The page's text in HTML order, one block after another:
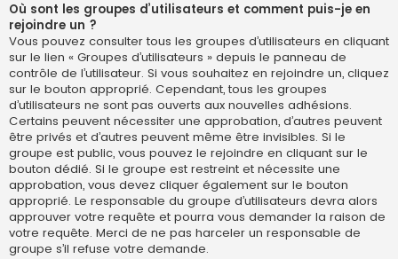
Où sont les groupes d’utilisateurs et comment puis-je en
rejoindre un ?
Vous pouvez consulter tous les groupes d’utilisateurs en cliquant
sur le lien « Groupes d’utilisateurs » depuis le panneau de
contrôle de l’utilisateur. Si vous souhaitez en rejoindre un, cliquez
sur le bouton approprié. Cependant, tous les groupes
d’utilisateurs ne sont pas ouverts aux nouvelles adhésions.
Certains peuvent nécessiter une approbation, d’autres peuvent
être privés et d’autres peuvent même être invisibles. Si le
groupe est public, vous pouvez le rejoindre en cliquant sur le
bouton dédié. Si le groupe est restreint et nécessite une
approbation, vous devez cliquer également sur le bouton
approprié. Le responsable du groupe d’utilisateurs devra alors
approuver votre requête et pourra vous demander la raison de
votre requête. Merci de ne pas harceler un responsable de
groupe s’il refuse votre demande.